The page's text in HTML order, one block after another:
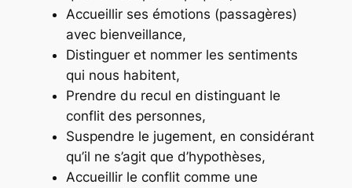
Accueillir ses émotions (passagères)
avec bienveillance,
Distinguer et nommer les sentiments
qui nous habitent,
Prendre du recul en distinguant le
conflit des personnes,
Suspendre le jugement, en considérant
qu’il ne s’agit que d’hypothèses,
Accueillir le conflit comme une